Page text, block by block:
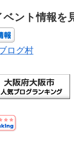
ベント情報を
ログ村